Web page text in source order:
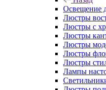
Освещение
Люстры
Люстры с
Люстры
Люстры
Люстры
Люстры
Лампы